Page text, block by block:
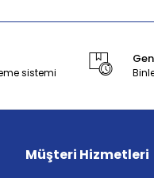
sistemi
Müşteri Hizmetleri